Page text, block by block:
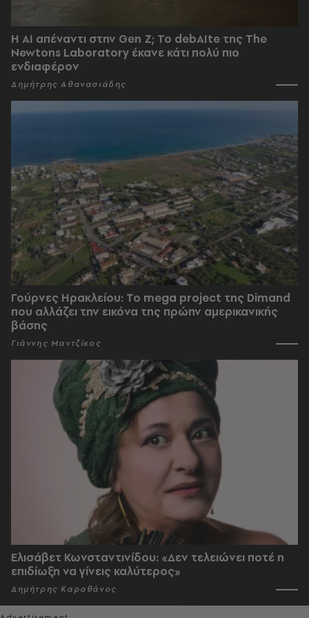
Η AI απέναντι στην Gen Z; Το debAIte της The
Newtons Laboratory έκανε κάτι πολύ πιο
ενδιαφέρον
Δημήτρης Αθανασιάδης
Γούρνες Ηρακλείου: To mega project της Dimand
που αλλάζει την εικόνα της πρώην αμερικανικής
βάσης
Γιάννης Μαντζίκος
Ελισάβετ Κωνσταντινίδου: «Δεν τελειώνει ποτέ η
επιδίωξη να γίνεις καλύτερος»
Δημήτρης Καραθάνος